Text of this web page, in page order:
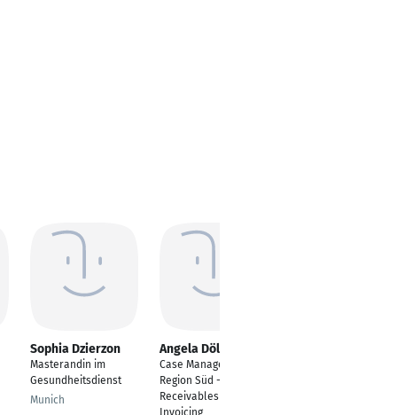
Sophia Dzierzon
Masterandin im
Gesundheitsdienst
Munich
Angela Dölling
Case Managerin
Region Süd - Accounts
Receivables &
Invoicing